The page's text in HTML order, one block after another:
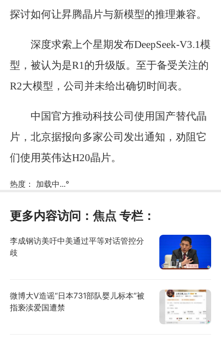
探讨如何让昇腾晶片与新模型的推理兼容。
深度求索上个星期发布DeepSeek-V3.1模
型，被认为是R1的升级版。至于备受关注的
R2大模型，公司并未给出确切时间表。
中国官方推动科技公司使用国产替代晶
片，北京据报向多家公司发出通知，劝阻它
们使用英伟达H20晶片。
热度： 加载中...°
更多内容访问： 焦点 专栏：
李成钢访美吁中美通过平等对话管控分
歧
微博大V造谣“日本731部队婴儿标本”被
指亵渎爱国遭禁